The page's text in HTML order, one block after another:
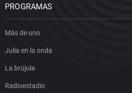
PROGRAMAS
Más de uno
Julia en la onda
La brújula
Radioestadio